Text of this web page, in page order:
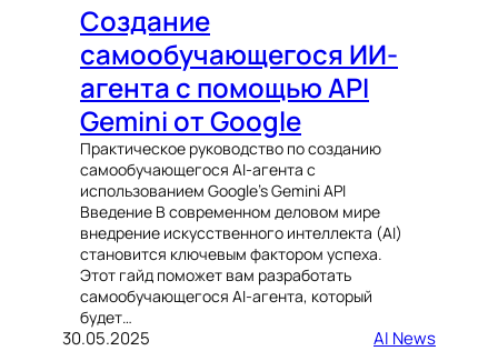
Создание
самообучающегося ИИ-
агента с помощью API
Gemini от Google
Практическое руководство по созданию
самообучающегося AI-агента с
использованием Google’s Gemini API
Введение В современном деловом мире
внедрение искусственного интеллекта (AI)
становится ключевым фактором успеха.
Этот гайд поможет вам разработать
самообучающегося AI-агента, который
будет…
30.05.2025 AI News